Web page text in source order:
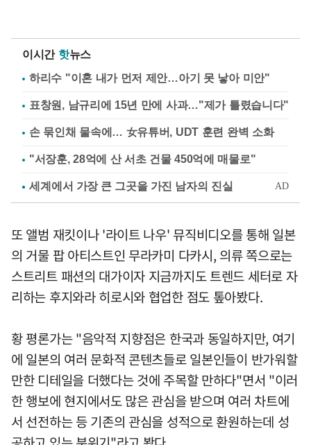
이시간 핫뉴스
하리수 "이혼 내가 먼저 제안…아기 못 낳아 미안"
표창원, 남규리에 15년 만에 사과…"제가 틀렸습니다"
손 묶인채 물속에… 女유튜버, UDT 훈련 완벽 소화
"서장훈, 28억에 산 서초 건물 450억에 매물로"
또 앨범 재킷이나 '라이트 나우' 뮤직비디오를 통해 일본
의 거물 팝 아티스트인 무라카미 다카시, 의류 쪽으로는
스트리트 패션의 대가이자 지금까지도 트렌드 세터로 자
리하는 후지와라 히로시와 협업한 점도 톺아봤다.
황 평론가는 "음악적 지향점은 한국과 동일하지만, 여기
에 일본의 여러 문화적 콘텐츠들로 일본인들이 반가워할
만한 디테일을 더했다는 것에 주목할 만하다"면서 "이러
한 행보에 현지에서도 많은 관심을 받으며 여러 차트에
서 선전하는 등 기존의 관심을 성적으로 환원하는데 성